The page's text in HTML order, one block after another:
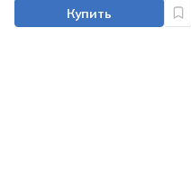
Купить